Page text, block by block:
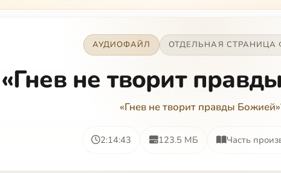
АУДИОФАЙЛ ОТДЕЛЬНАЯ СТРАНИЦА
«Гнев не творит
«Гнев не творит правды
2:14:43 123.5 МБ Часть